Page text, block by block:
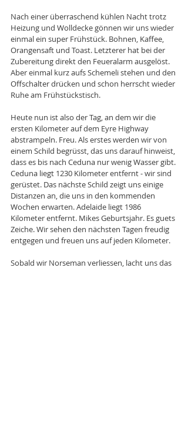
Nach einer überraschend kühlen Nacht trotz
Heizung und Wolldecke gönnen wir uns wieder
einmal ein super Frühstück. Bohnen, Kaffee,
Orangensaft und Toast. Letzterer hat bei der
Zubereitung direkt den Feueralarm ausgelöst.
Aber einmal kurz aufs Schemeli stehen und den
Offschalter drücken und schon herrscht wieder
Ruhe am Frühstückstisch.
Heute nun ist also der Tag, an dem wir die
ersten Kilometer auf dem Eyre Highway
abstrampeln. Freu. Als erstes werden wir von
einem Schild begrüsst, das uns darauf hinweist,
dass es bis nach Ceduna nur wenig Wasser gibt.
Ceduna liegt 1230 Kilometer entfernt - wir sind
gerüstet. Das nächste Schild zeigt uns einige
Distanzen an, die uns in den kommenden
Wochen erwarten. Adelaide liegt 1986
Kilometer entfernt. Mikes Geburtsjahr. Es guets
Zeiche. Wir sehen den nächsten Tagen freudig
entgegen und freuen uns auf jeden Kilometer.
Sobald wir Norseman verliessen, lacht uns das